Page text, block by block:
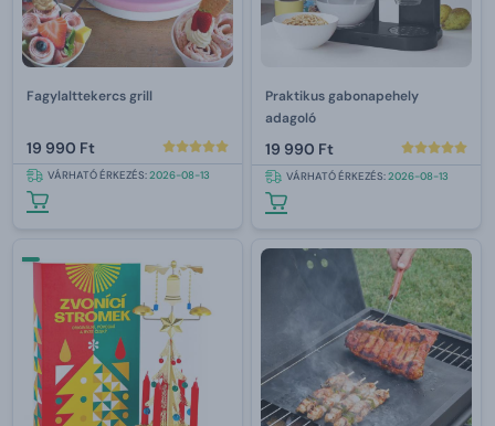
Fagylalttekercs grill
19 990 Ft
VÁRHATÓ ÉRKEZÉS:2026-08-13
Praktikus gabonapehely
adagoló
19 990 Ft
VÁRHATÓ ÉRKEZÉS:2026-08-13